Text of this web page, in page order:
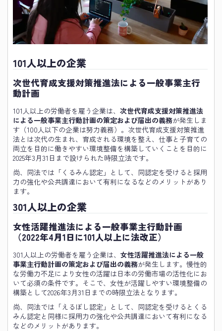
101人以上の企業
次世代育成支援対策推進法による一般事業主行
動計画
101人以上の労働者を雇う企業は、 次世代育成支援対策推進法
による一般事業主行動計画の策定および届出の義務が発生しま
す（100人以下の企業は努力義務）。次世代育成支援対策推進
法とは次代の生まれ、育成される環境を整え、仕事と子育ての
両立を目的に働きやすい環境整備を構築していくことを目的に
2025年3月31日まで設けられた時限立法です。
尚、同法では「くるみん認定」として、同認定を受けると採用
力の強化や公共調達において有利になるなどのメリットがあり
ます。
301人以上の企業
女性活躍推進法による一般事業主行動計画
（2022年4月1日に101人以上に法改正）
301人以上の労働者を雇う企業は、 女性活躍推進法による一般
事業主行動計画の策定および届出の義務が発生します。慢性的
な労働力不足により女性の活躍は日本の労働市場の活性化にお
いて必須の条件です。そこで、女性が活躍しやすい環境整備の
構築として2026年3月31日までの時限立法となります。
尚、同法では「えるぼし認定」として、同認定を受けるとくる
みん認定と同様に採用力の強化や公共調達において有利になる
などのメリットがあります。